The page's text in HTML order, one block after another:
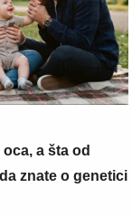
a šta od
znate o genetici